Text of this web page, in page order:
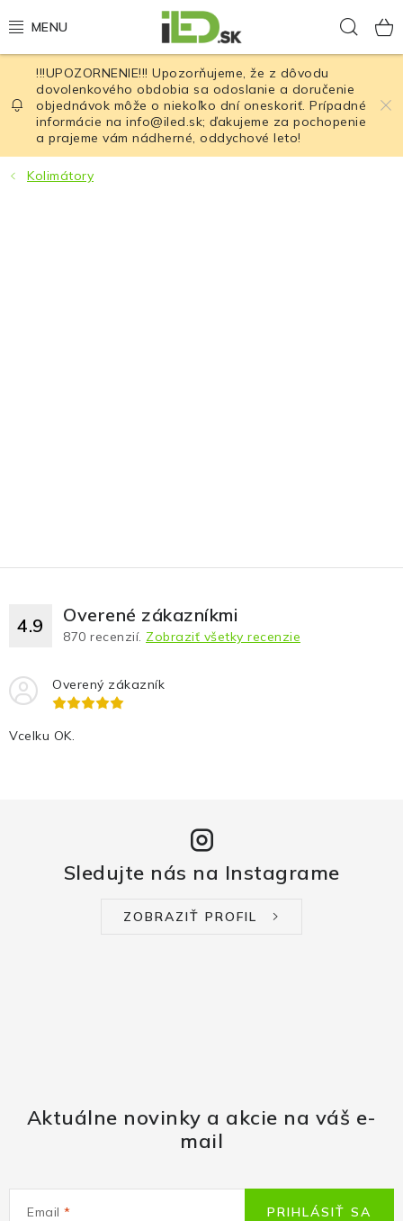
na
LED osvetlenie
LED baterky
LED čelovky
Výpredaj
Veľkoobchod
Ochrana osobných údajov
!!!UPOZORNENIE!!! Upozorňujeme, že z dôvodu
dovolenkového obdobia sa odoslanie a doručenie
objednávok môže o niekoľko dní oneskoriť. Prípadné
informácie na info@iled.sk; ďakujeme za pochopenie
a prajeme vám nádherné, oddychové leto!
Kolimátory
4.9 Overené zákazníkmi
870 recenzií. Zobraziť všetky recenzie
Overený zákazník
Vcelku OK.
Sledujte nás na Instagrame
ZOBRAZIŤ PROFIL
Aktuálne novinky a akcie na váš e-
mail
Email PRIHLÁSIŤ SA